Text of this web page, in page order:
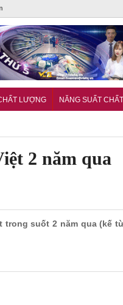
LƯỢNG NĂNG SUẤT
2 năm qua
trong suốt 2 năm qua (kế